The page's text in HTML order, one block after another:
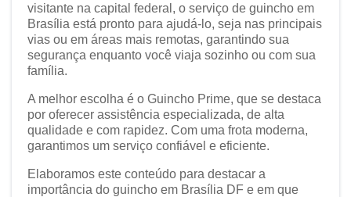
visitante na capital federal, o serviço de guincho em
Brasília está pronto para ajudá-lo, seja nas principais
vias ou em áreas mais remotas, garantindo sua
segurança enquanto você viaja sozinho ou com sua
família.
A melhor escolha é o Guincho Prime, que se destaca
por oferecer assistência especializada, de alta
qualidade e com rapidez. Com uma frota moderna,
garantimos um serviço confiável e eficiente.
Elaboramos este conteúdo para destacar a
importância do guincho em Brasília DF e em que